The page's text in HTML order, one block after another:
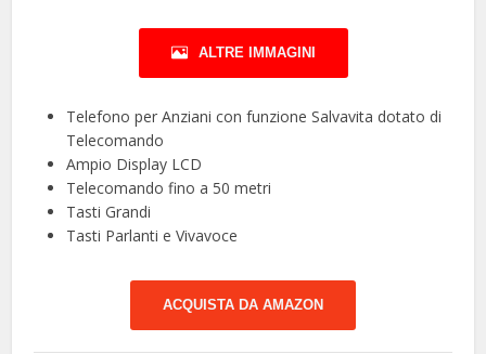
ALTRE IMMAGINI
Telefono per Anziani con funzione Salvavita dotato di
Telecomando
Ampio Display LCD
Telecomando fino a 50 metri
Tasti Grandi
Tasti Parlanti e Vivavoce
ACQUISTA DA AMAZON